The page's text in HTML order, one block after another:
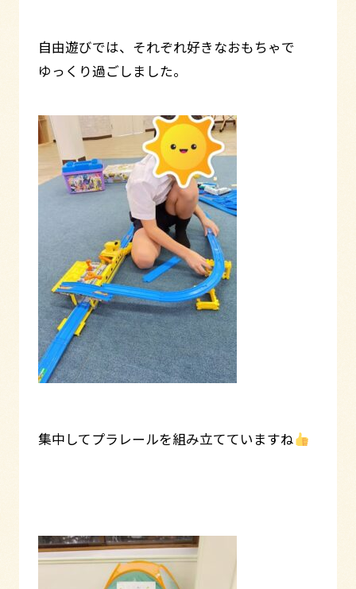
自由遊びでは、それぞれ好きなおもちゃで
ゆっくり過ごしました。
集中してプラレールを組み立てていますね